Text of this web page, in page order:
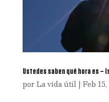
Ustedes saben qué hora es –
por La vida útil| Feb